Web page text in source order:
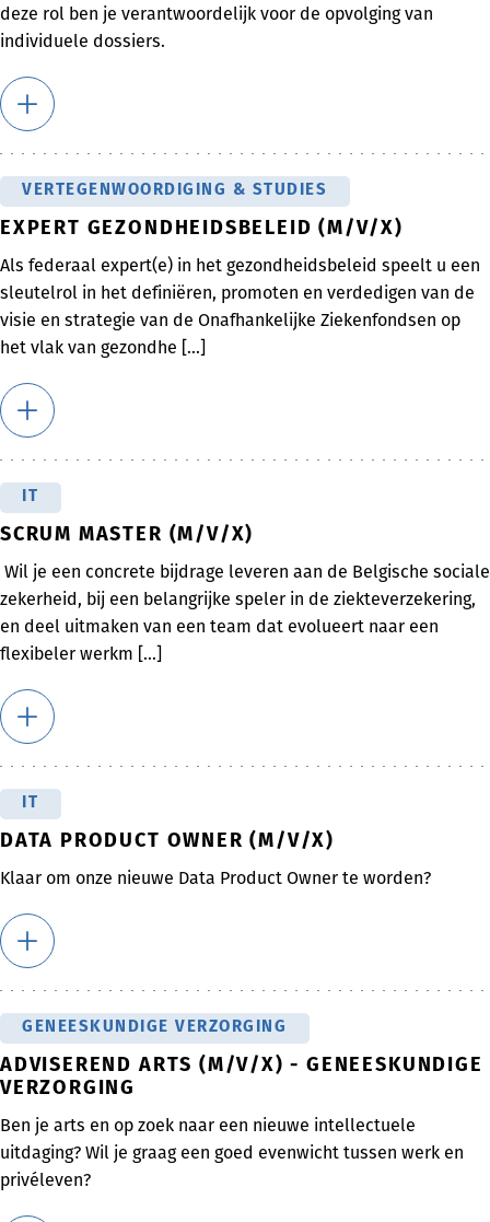
deze rol ben je verantwoordelijk voor de opvolging van
individuele dossiers.
VERTEGENWOORDIGING & STUDIES
EXPERT GEZONDHEIDSBELEID (M/V/X)
Als federaal expert(e) in het gezondheidsbeleid speelt u een
sleutelrol in het definiëren, promoten en verdedigen van de
visie en strategie van de Onafhankelijke Ziekenfondsen op
het vlak van gezondhe [...]
SCRUM MASTER (M/V/X)
Wil je een concrete bijdrage leveren aan de Belgische sociale
zekerheid, bij een belangrijke speler in de ziekteverzekering,
en deel uitmaken van een team dat evolueert naar een
flexibeler werkm [...]
DATA PRODUCT OWNER (M/V/X)
Klaar om onze nieuwe Data Product Owner te worden?
GENEESKUNDIGE VERZORGING
ADVISEREND ARTS (M/V/X) - GENEESKUNDIGE
VERZORGING
Ben je arts en op zoek naar een nieuwe intellectuele
uitdaging? Wil je graag een goed evenwicht tussen werk en
privéleven?